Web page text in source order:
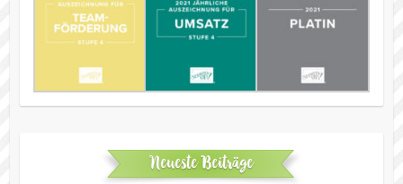
Neueste Beiträge